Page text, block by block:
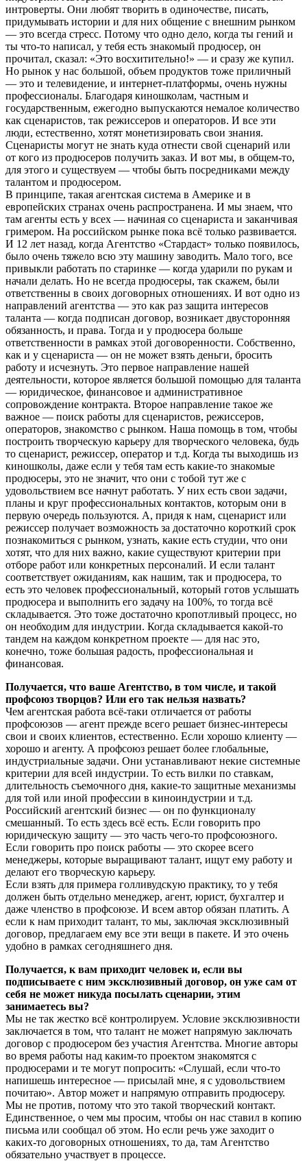
интроверты. Они любят творить в одиночестве, писать,
придумывать истории и для них общение с внешним рынком
— это всегда стресс. Потому что одно дело, когда ты гений и
ты что-то написал, у тебя есть знакомый продюсер, он
прочитал, сказал: «Это восхитительно!» — и сразу же купил.
Но рынок у нас большой, объем продуктов тоже приличный
— это и телевидение, и интернет-платформы, очень нужны
профессионалы. Благодаря киношколам, частным и
государственным, ежегодно выпускаются немалое количество
как сценаристов, так режиссеров и операторов. И все эти
люди, естественно, хотят монетизировать свои знания.
Сценаристы могут не знать куда отнести свой сценарий или
от кого из продюсеров получить заказ. И вот мы, в общем-то,
для этого и существуем — чтобы быть посредниками между
талантом и продюсером.
В принципе, такая агентская система в Америке и в
европейских странах очень распространена. И мы знаем, что
там агенты есть у всех — начиная со сценариста и заканчивая
гримером. На российском рынке пока всё только развивается.
И 12 лет назад, когда Агентство «Стардаст» только появилось,
было очень тяжело всю эту машину заводить. Мало того, все
привыкли работать по старинке — когда ударили по рукам и
начали делать. Но не всегда продюсеры, так скажем, были
ответственны в своих договорных отношениях. И вот одно из
направлений агентства — это как раз защита интересов
таланта — когда подписан договор, возникает двусторонняя
обязанность, и права. Тогда и у продюсера больше
ответственности в рамках этой договоренности. Собственно,
как и у сценариста — он не может взять деньги, бросить
работу и исчезнуть. Это первое направление нашей
деятельности, которое является большой помощью для таланта
— юридическое, финансовое и административное
сопровождение контракта. Второе направление такое же
важное — поиск работы для сценаристов, режиссеров,
операторов, знакомство с рынком. Наша помощь в том, чтобы
построить творческую карьеру для творческого человека, будь
то сценарист, режиссер, оператор и т.д. Когда ты выходишь из
киношколы, даже если у тебя там есть какие-то знакомые
продюсеры, это не значит, что они с тобой тут же с
удовольствием все начнут работать. У них есть свои задачи,
планы и круг профессиональных контактов, которым они в
первую очередь пользуются. А, придя к нам, сценарист или
режиссер получает возможность за достаточно короткий срок
познакомиться с рынком, узнать, какие есть студии, что они
хотят, что для них важно, какие существуют критерии при
отборе работ или конкретных персоналий. И если талант
соответствует ожиданиям, как нашим, так и продюсера, то
есть это человек профессиональный, который готов услышать
продюсера и выполнить его задачу на 100%, то тогда всё
складывается. Это тоже достаточно кропотливый процесс, но
он необходим для индустрии. Когда складывается какой-то
тандем на каждом конкретном проекте — для нас это,
конечно, тоже большая радость, профессиональная и
финансовая.
Получается, что ваше Агентство, в том числе, и такой
профсоюз творцов? Или его так нельзя назвать?
Чем агентская работа всё-таки отличается от работы
профсоюзов — агент прежде всего решает бизнес-интересы
свои и своих клиентов, естественно. Если хорошо клиенту —
хорошо и агенту. А профсоюз решает более глобальные,
индустриальные задачи. Они устанавливают некие системные
критерии для всей индустрии. То есть вилки по ставкам,
длительность съемочного дня, какие-то защитные механизмы
для той или иной профессии в киноиндустрии и т.д.
Российский агентский бизнес — он по функционалу
смешанный. То есть здесь всё есть. Если говорить про
юридическую защиту — это часть чего-то профсоюзного.
Если говорить про поиск работы — это скорее всего
менеджеры, которые выращивают талант, ищут ему работу и
делают его творческую карьеру.
Если взять для примера голливудскую практику, то у тебя
должен быть отдельно менеджер, агент, юрист, бухгалтер и
даже членство в профсоюзе. И всем автор обязан платить. А
если к нам приходит талант, то мы, заключая эксклюзивный
договор, предлагаем ему все эти вещи в пакете. И это очень
удобно в рамках сегодняшнего дня.
Получается, к вам приходит человек и, если вы
подписываете с ним эксклюзивный договор, он уже сам от
себя не может никуда посылать сценарии, этим
занимаетесь вы?
Мы не так жестко всё контролируем. Условие эксклюзивности
заключается в том, что талант не может напрямую заключать
договор с продюсером без участия Агентства. Многие авторы
во время работы над каким-то проектом знакомятся с
продюсерами и те могут попросить: «Слушай, если что-то
напишешь интересное — присылай мне, я с удовольствием
почитаю». Автор может и напрямую отправить продюсеру.
Мы не против, потому что это такой творческий контакт.
Единственное, о чем мы просим, чтобы он нас ставил в копию
письма или сообщал об этом. Но если речь уже заходит о
каких-то договорных отношениях, то да, там Агентство
обязательно участвует в процессе.